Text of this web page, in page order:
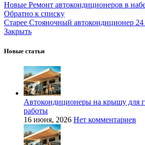
Новые Ремонт автокондиционеров в
Обратно к списку
Старее Стояночный автокондиционер 24
Закрыть
Новые статьи
Автокондиционеры на крышу для
работы
16 июня, 2026 Нет комментариев